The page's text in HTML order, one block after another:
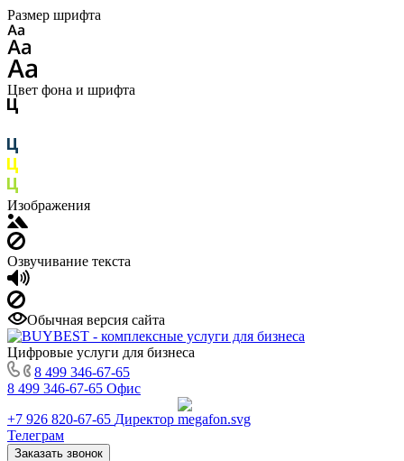
Размер шрифта
Цвет фона и шрифта
Изображения
Озвучивание текста
Обычная версия сайта
Цифровые услуги для бизнеса
8 499 346-67-65
8 499 346-67-65 Офис
+7 926 820-67-65 Директор
Телеграм
Заказать звонок